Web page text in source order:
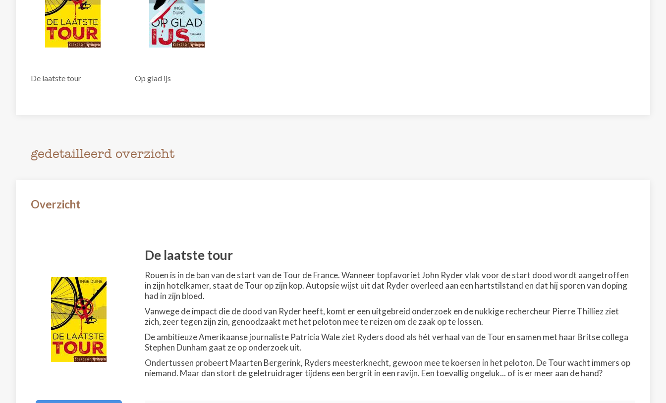
De laatste tour Op glad ijs
gedetailleerd overzicht
Overzicht
De laatste tour
Rouen is in de ban van de start van de Tour de France. Wanneer topfavoriet John Ryder vlak voor de start dood wordt aangetroffen
in zijn hotelkamer, staat de Tour op zijn kop. Autopsie wijst uit dat Ryder overleed aan een hartstilstand en dat hij sporen van doping
had in zijn bloed.
Vanwege de impact die de dood van Ryder heeft, komt er een uitgebreid onderzoek en de nukkige rechercheur Pierre Thilliez ziet
zich, zeer tegen zijn zin, genoodzaakt met het peloton mee te reizen om de zaak op te lossen.
De ambitieuze Amerikaanse journaliste Patricia Wale ziet Ryders dood als hét verhaal van de Tour en samen met haar Britse collega
Stephen Dunham gaat ze op onderzoek uit.
Ondertussen probeert Maarten Bergerink, Ryders meesterknecht, gewoon mee te koersen in het peloton. De Tour wacht immers op
niemand. Maar dan stort de geletruidrager tijdens een bergrit in een ravijn. Een toevallig ongeluk... of is er meer aan de hand?